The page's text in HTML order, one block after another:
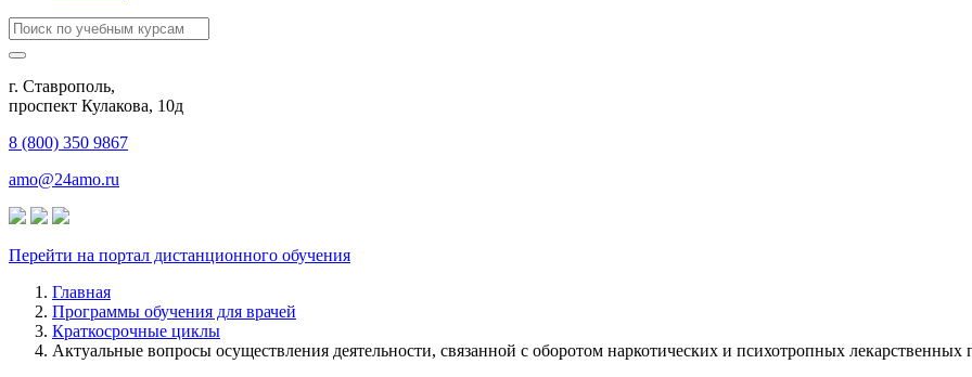
г. Ставрополь,
проспект Кулакова, 10д
8 (800) 350 9867
amo@24amo.ru
Перейти на портал дистанционного обучения
Главная
Программы обучения для врачей
Краткосрочные циклы
Актуальные вопросы осуществления деятельности, связанной с оборотом наркотических и психотропных лекарственных